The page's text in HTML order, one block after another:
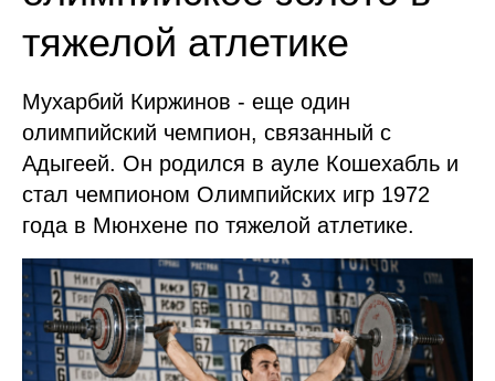
тяжелой атлетике
Мухарбий Киржинов - еще один
олимпийский чемпион, связанный с
Адыгеей. Он родился в ауле Кошехабль и
стал чемпионом Олимпийских игр 1972
года в Мюнхене по тяжелой атлетике.